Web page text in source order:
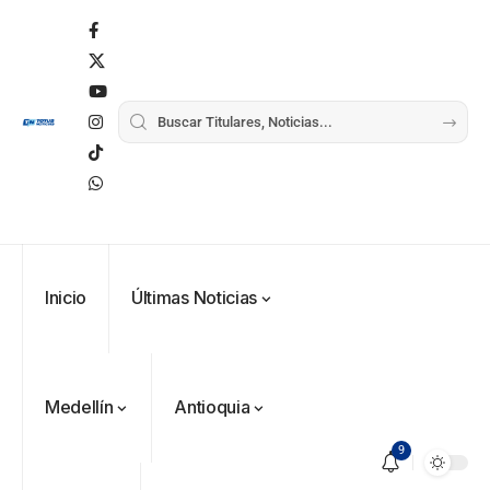
Inicio Últimas Noticias
Medellín Antioquia
9